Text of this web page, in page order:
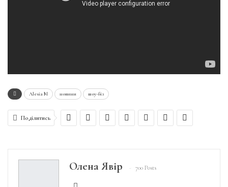
Alesia M новини шоу-біз
Поділитись
Олена Явір 700 Posts